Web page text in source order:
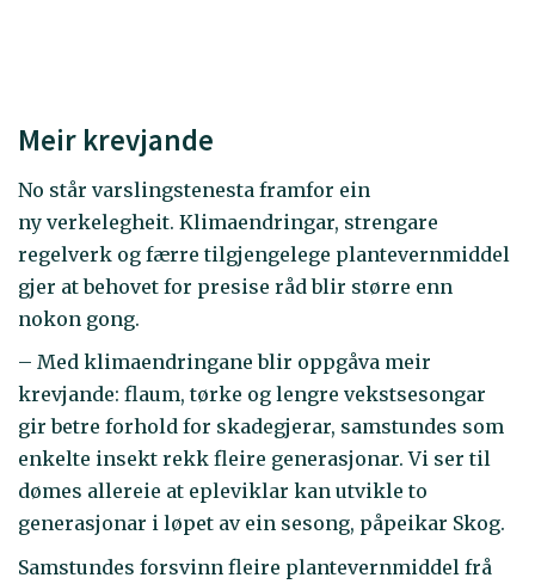
Meir krevjande
No står varslingstenesta framfor ein
ny verkelegheit. Klimaendringar, strengare
regelverk og færre tilgjengelege plantevernmiddel
gjer at behovet for presise råd blir større enn
nokon gong.
– Med klimaendringane blir oppgåva meir
krevjande: flaum, tørke og lengre vekstsesongar
gir betre forhold for skadegjerar, samstundes som
enkelte insekt rekk fleire generasjonar. Vi ser til
dømes allereie at epleviklar kan utvikle to
generasjonar i løpet av ein sesong, påpeikar Skog.
Samstundes forsvinn fleire plantevernmiddel frå